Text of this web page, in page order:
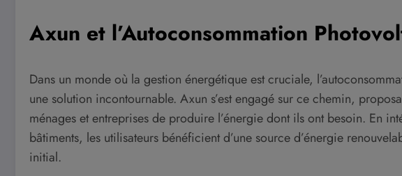
Axun et l’Autoconsommation
Dans un monde où la gestion énergétique est cruciale,
une solution incontournable. Axun s’est engagé sur ce chemin,
ménages et entreprises de produire l’énergie dont ils ont besoin. En
bâtiments, les utilisateurs bénéficient d’une source d’énergie
initial.